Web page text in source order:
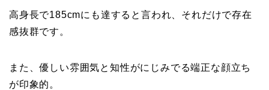
高身長で185cmにも達すると言われ、それだけで存在
感抜群です。
また、優しい雰囲気と知性がにじみでる端正な顔立ち
が印象的。